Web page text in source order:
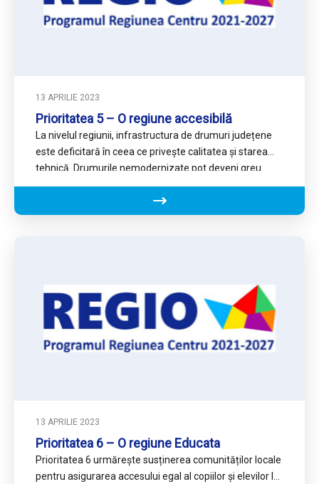
13 APRILIE 2023
Prioritatea 5 – O regiune accesibilă
La nivelul regiunii, infrastructura de drumuri județene
este deficitară în ceea ce privește calitatea și starea
tehnică. Drumurile nemodernizate pot deveni greu
practicabile în anotimpul…
13 APRILIE 2023
Prioritatea 6 – O regiune Educata
Prioritatea 6 urmărește susținerea comunităților locale
pentru asigurarea accesului egal al copiilor și elevilor la